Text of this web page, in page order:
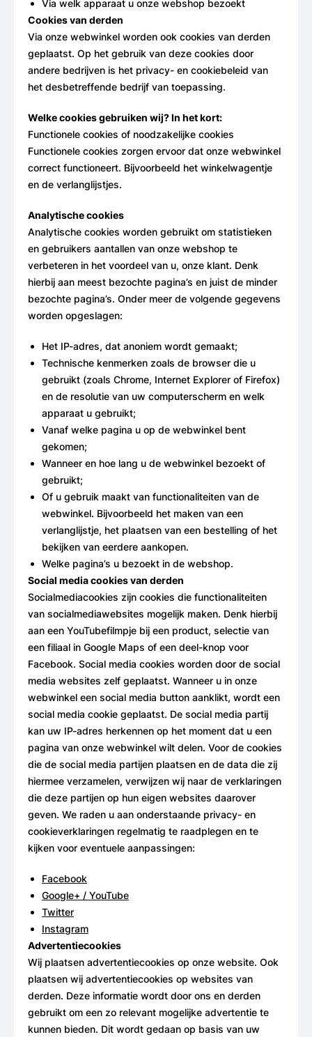
Via welk apparaat u onze webshop bezoekt
Cookies van derden
Via onze webwinkel worden ook cookies van derden
geplaatst. Op het gebruik van deze cookies door
andere bedrijven is het privacy- en cookiebeleid van
het desbetreffende bedrijf van toepassing.
Welke cookies gebruiken wij? In het kort:
Functionele cookies of noodzakelijke cookies
Functionele cookies zorgen ervoor dat onze webwinkel
correct functioneert. Bijvoorbeeld het winkelwagentje
en de verlanglijstjes.
Analytische cookies
Analytische cookies worden gebruikt om statistieken
en gebruikers aantallen van onze webshop te
verbeteren in het voordeel van u, onze klant. Denk
hierbij aan meest bezochte pagina’s en juist de minder
bezochte pagina’s. Onder meer de volgende gegevens
worden opgeslagen:
Het IP-adres, dat anoniem wordt gemaakt;
Technische kenmerken zoals de browser die u
gebruikt (zoals Chrome, Internet Explorer of Firefox)
en de resolutie van uw computerscherm en welk
apparaat u gebruikt;
Vanaf welke pagina u op de webwinkel bent
gekomen;
Wanneer en hoe lang u de webwinkel bezoekt of
gebruikt;
Of u gebruik maakt van functionaliteiten van de
webwinkel. Bijvoorbeeld het maken van een
verlanglijstje, het plaatsen van een bestelling of het
bekijken van eerdere aankopen.
Welke pagina’s u bezoekt in de webshop.
Social media cookies van derden
Socialmediacookies zijn cookies die functionaliteiten
van socialmediawebsites mogelijk maken. Denk hierbij
aan een YouTubefilmpje bij een product, selectie van
een filiaal in Google Maps of een deel-knop voor
Facebook. Social media cookies worden door de social
media websites zelf geplaatst. Wanneer u in onze
webwinkel een social media button aanklikt, wordt een
social media cookie geplaatst. De social media partij
kan uw IP-adres herkennen op het moment dat u een
pagina van onze webwinkel wilt delen. Voor de cookies
die de social media partijen plaatsen en de data die zij
hiermee verzamelen, verwijzen wij naar de verklaringen
die deze partijen op hun eigen websites daarover
geven. We raden u aan onderstaande privacy- en
cookieverklaringen regelmatig te raadplegen en te
kijken voor eventuele aanpassingen:
Facebook
Google+ / YouTube
Twitter
Instagram
Advertentiecookies
Wij plaatsen advertentiecookies op onze website. Ook
plaatsen wij advertentiecookies op websites van
derden. Deze informatie wordt door ons en derden
gebruikt om een zo relevant mogelijke advertentie te
kunnen bieden. Dit wordt gedaan op basis van uw